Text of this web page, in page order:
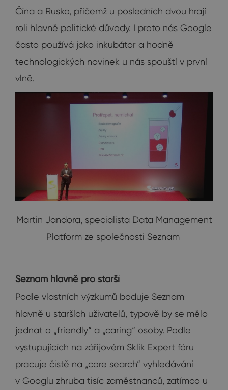
Čína a Rusko, přičemž u posledních dvou hrají
roli hlavně politické důvody. I proto nás Google
často používá jako inkubátor a hodně
technologických novinek u nás spouští v první
vlně.
Martin Jandora, specialista Data Management
Platform ze společnosti Seznam
Seznam hlavně pro starší
Podle vlastních výzkumů boduje Seznam
hlavně u starších uživatelů, typově by se mělo
jednat o „friendly“ a „caring“ osoby. Podle
vystupujících na zářijovém Sklik Expert fóru
pracuje čistě na „core search“ vyhledávání
v Googlu zhruba tisíc zaměstnanců, zatímco u